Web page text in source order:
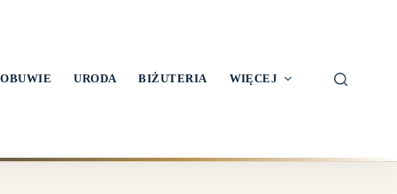
OBUWIE URODA BIŻUTERIA WIĘCEJ